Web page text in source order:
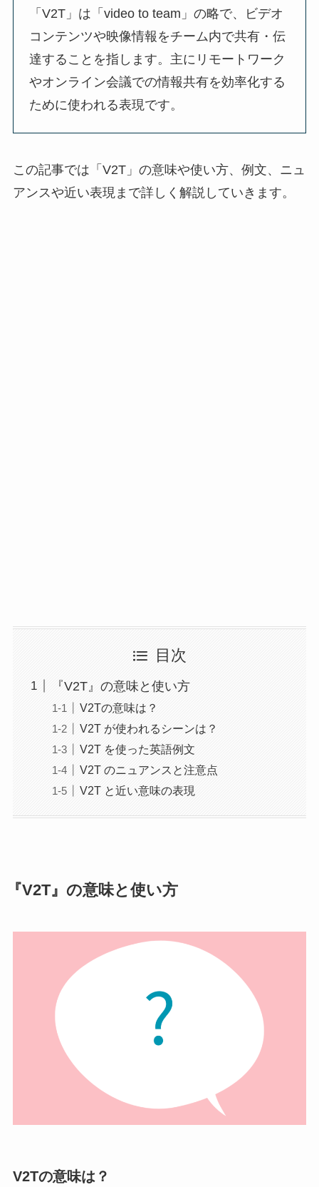
「V2T」は「video to team」の略で、ビデオ
コンテンツや映像情報をチーム内で共有・伝
達することを指します。主にリモートワーク
やオンライン会議での情報共有を効率化する
ために使われる表現です。
この記事では「V2T」の意味や使い方、例文、ニュ
アンスや近い表現まで詳しく解説していきます。
目次
『V2T』の意味と使い方
V2Tの意味は？
V2T が使われるシーンは？
V2T を使った英語例文
V2T のニュアンスと注意点
V2T と近い意味の表現
『V2T』の意味と使い方
V2Tの意味は？